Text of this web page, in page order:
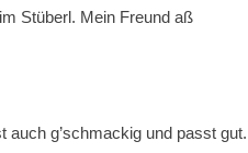
Stüberl. Mein Freund aß
auch g’schmackig und passt gut.